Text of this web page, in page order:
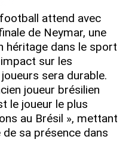
attend avec
de Neymar, une
héritage dans le sport
sur les
sera durable.
joueur brésilien
le joueur le plus
au Brésil », mettant
de sa présence dans